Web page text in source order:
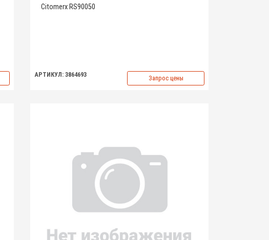
Citomerx RS90050
АРТИКУЛ: 3864693 Запрос цены